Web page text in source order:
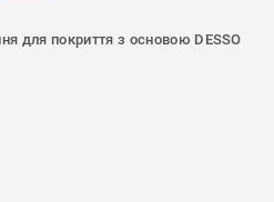
для покриття з основою DESSO